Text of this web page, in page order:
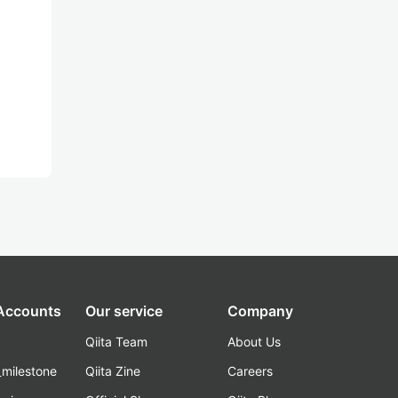
Our service
Qiita Team
Qiita Zine
Company
About Us
Careers